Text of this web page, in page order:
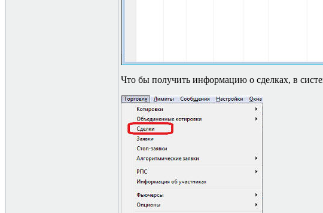
Что бы получить информацию о сделках, в